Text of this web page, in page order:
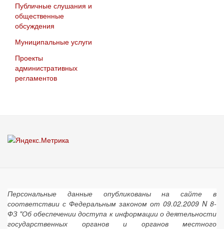
Публичные слушания и
общественные
обсуждения
Муниципальные услуги
Проекты
административных
регламентов
Персональные данные опубликованы на сайте в
соответствии с Федеральным законом от 09.02.2009 N 8-
ФЗ "Об обеспечении доступа к информации о деятельности
государственных органов и органов местного